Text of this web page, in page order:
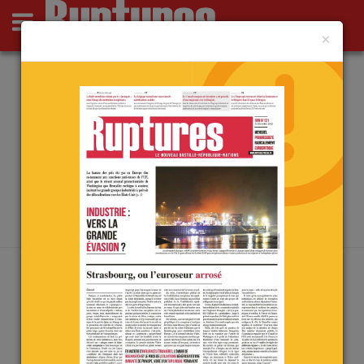
Actus Opinions
Point de Ruptures
Culture
Deutsch
ARCHIVES PAR MOT-CLÉ :INFLUENCE
Accueil/influence
×